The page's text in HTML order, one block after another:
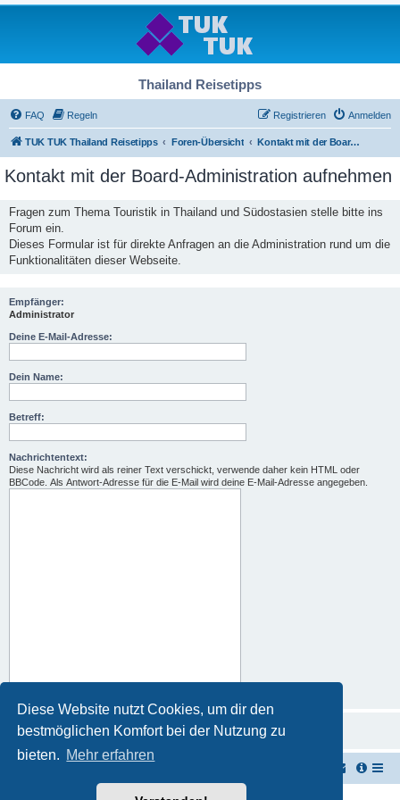
Diese Website nutzt Cookies, um dir den
bestmöglichen Komfort bei der Nutzung zu
bieten. Mehr erfahren
Thailand Reisetipps
FAQ Regeln Anmelden
Registrieren
TUK TUK Thailand Reisetipps Foren-Übersicht Kontakt mit der Board-Administration aufnehmen
Kontakt mit der Board-Administration aufnehmen
Fragen zum Thema Touristik in Thailand und Südostasien stelle bitte ins
Forum ein.
Dieses Formular ist für direkte Anfragen an die Administration rund um die
Funktionalitäten dieser Webseite.
Empfänger:
Administrator
Deine E-Mail-Adresse:
Dein Name:
Betreff:
Nachrichtentext:
Diese Nachricht wird als reiner Text verschickt, verwende daher kein HTML oder
BBCode. Als Antwort-Adresse für die E-Mail wird deine E-Mail-Adresse angegeben.